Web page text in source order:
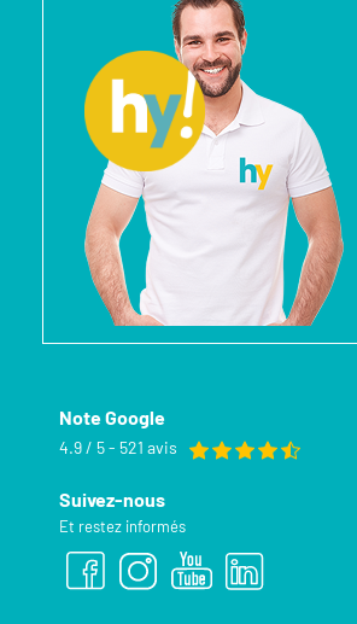
Note Google
4.9 / 5 - 521 avis
Suivez-nous
Et restez informés